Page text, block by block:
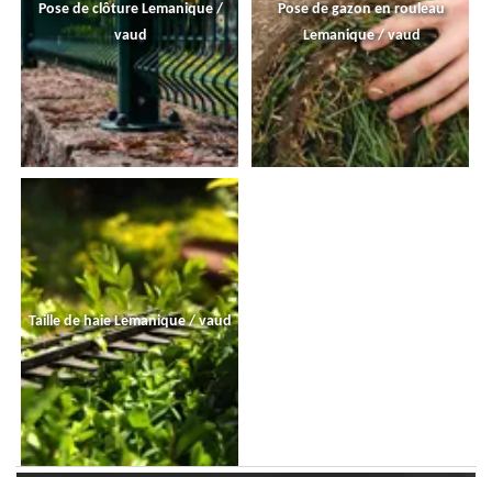
Pose de clôture Lemanique /
vaud
Pose de gazon en rouleau
Lemanique / vaud
Taille de haie Lemanique / vaud